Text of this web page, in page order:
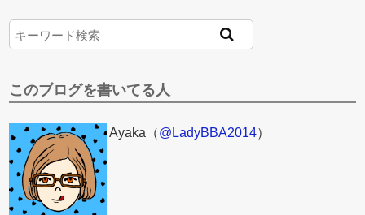
このブログを書いてる人
Ayaka（@LadyBBA2014）